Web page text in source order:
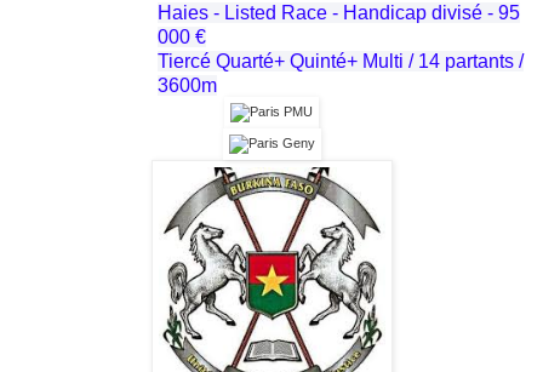
Haies - Listed Race - Handicap divisé - 95
000 €
Tiercé Quarté+ Quinté+ Multi / 14 partants /
3600m